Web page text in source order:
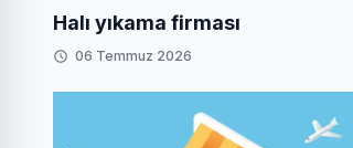
Halı yıkama firması
06 Temmuz 2026